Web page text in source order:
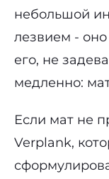
небольшой
лезвием - оно
его, не
медленно:
Если мат не
Verplank,